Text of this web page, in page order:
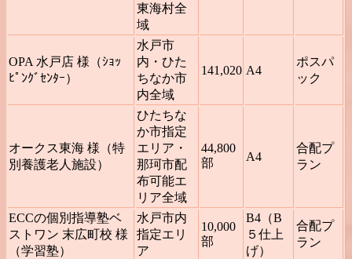
東海村全
域
OPA 水戸店 様（ｼｮｯ
ﾋﾟﾝｸﾞｾﾝﾀｰ）
水戸市
内・ひた
ちなか市
内全域
141,020 A4
ポスパ
ック
オークス東海 様（特
別養護老人施設）
ひたちな
か市指定
エリア・
那珂市配
布可能エ
リア全域
44,800
部
A4
合配プ
ラン
ECCの個別指導塾ベ
ストワン 末広町校 様
（学習塾）
水戸市内
指定エリ
ア
10,000
部
B4（B
５仕上
げ）
合配プ
ラン